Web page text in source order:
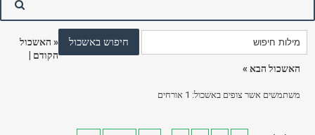
« האשכול
הקודם
האשכול הבא »
משתמשים אשר צופים באשכול: 1 אורחים